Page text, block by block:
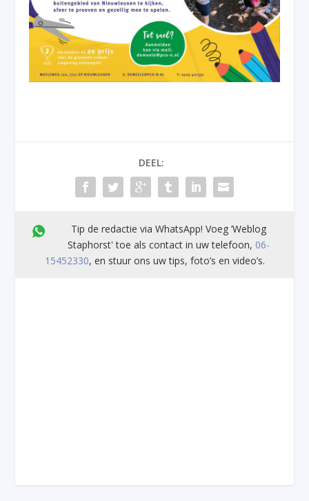
DEEL:
Tip de redactie via WhatsApp! Voeg ’Weblog
Staphorst' toe als contact in uw telefoon, 06-
15452330, en stuur ons uw tips, foto’s en video’s.